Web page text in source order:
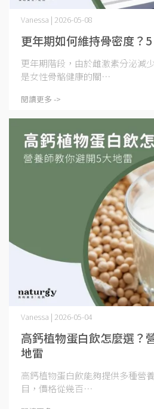
更年期如何維持骨密度？
Vanessa | 2026-05-08
更年期階段，由於雌激素分泌減
是女性骨骼健康的關⋯
閱讀更多 ->
高鈣植物蛋白飲怎麼選？
地雷
Vanessa | 2026-05-04
高鈣植物蛋白飲能夠提供多種營
目，價格從幾百⋯